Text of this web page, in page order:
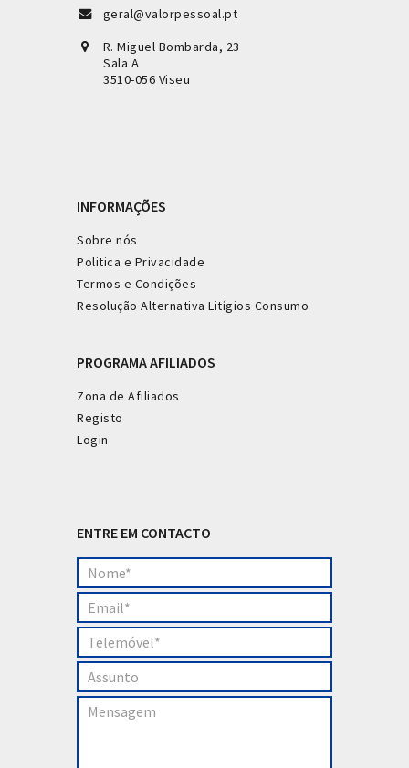
geral@valorpessoal.pt
R. Miguel Bombarda, 23
Sala A
3510-056 Viseu
INFORMAÇÕES
Sobre nós
Politica e Privacidade
Termos e Condições
Resolução Alternativa Litígios Consumo
PROGRAMA AFILIADOS
Zona de Afiliados
Registo
Login
ENTRE EM CONTACTO